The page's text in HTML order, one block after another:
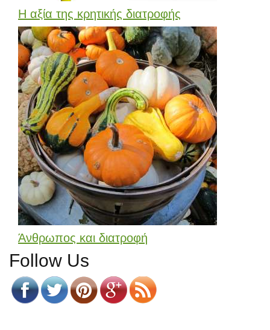
Η αξία της κρητικής διατροφής
Άνθρωπος και διατροφή
Follow Us